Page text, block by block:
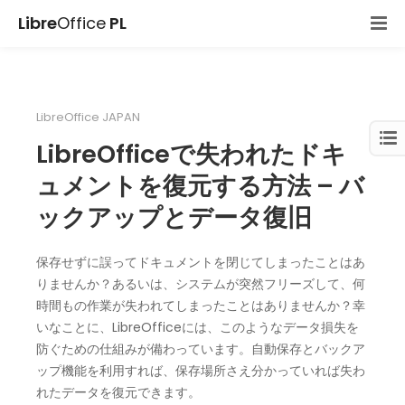
LibreOffice PL
LibreOffice JAPAN
LibreOfficeで失われたドキ
ュメントを復元する方法 – バ
ックアップとデータ復旧
保存せずに誤ってドキュメントを閉じてしまったことはあ
りませんか？あるいは、システムが突然フリーズして、何
時間もの作業が失われてしまったことはありませんか？幸
いなことに、LibreOfficeには、このようなデータ損失を
防ぐための仕組みが備わっています。自動保存とバックア
ップ機能を利用すれば、保存場所さえ分かっていれば失わ
れたデータを復元できます。